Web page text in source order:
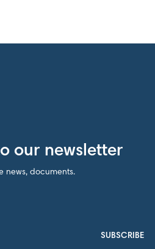
our newsletter
news, documents.